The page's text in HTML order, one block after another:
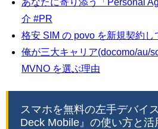
あなたに寄り添う「Personal
介 #PR
格安 SIM の povo を新規契約し
俺が三大キャリア(docomo/au/
MVNO を選ぶ理由
スマホを無料の左手デバイ
Deck Mobile』の使い方と活